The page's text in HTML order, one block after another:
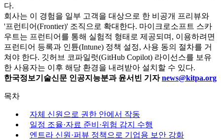
다.
회사는 이 경험을 일부 고객을 대상으로 한 비공개 프리뷰와
'프런티어(Frontier)' 조직으로 확대한다. 마이크로소프트 스카
우트는 프런티어를 통해 실험적 형태로 제공되며, 이용하려면
프런티어 등록과 인튠(Intune) 정책 설정, 사용 동의 절차를 거
쳐야 한다. 깃허브 코파일럿(GitHub Copilot) 라이선스를 보유
한 사용자는 이후 해당 환경을 내려받아 설치할 수 있다.
한국정보기술신문 인공지능분과 윤서빈 기자news@kitpa.org
목차
자체 신원으로 권한 안에서 작동
일정 조율·자료 준비·위험 감지 수행
엔트라 신원·퍼뷰 정책으로 기업용 보안 강화